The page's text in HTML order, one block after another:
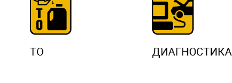
ТО ДИАГНОСТИКА